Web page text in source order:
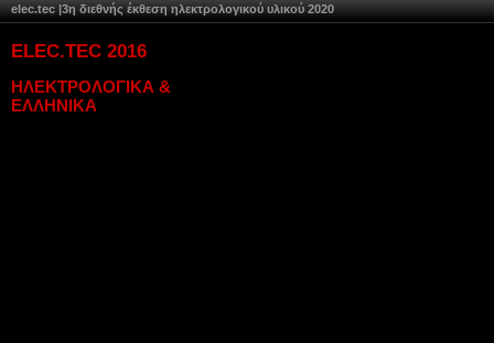
elec.tec |3η διεθνής έκθεση ηλεκτρολογικού υλικού 2020
ELEC.TEC 2016
ΗΛΕΚΤΡΟΛΟΓΙΚΑ &
ΕΛΛΗΝΙΚΑ